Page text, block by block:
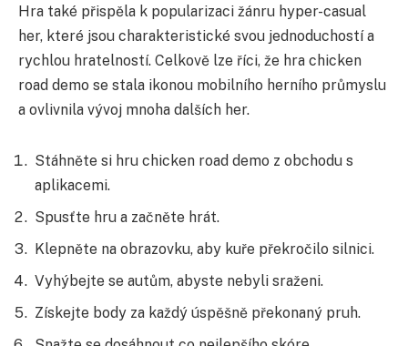
Hra také přispěla k popularizaci žánru hyper-casual
her, které jsou charakteristické svou jednoduchostí a
rychlou hratelností. Celkově lze říci, že hra chicken
road demo se stala ikonou mobilního herního průmyslu
a ovlivnila vývoj mnoha dalších her.
Stáhněte si hru chicken road demo z obchodu s
aplikacemi.
Spusťte hru a začněte hrát.
Klepněte na obrazovku, aby kuře překročilo silnici.
Vyhýbejte se autům, abyste nebyli sraženi.
Získejte body za každý úspěšně překonaný pruh.